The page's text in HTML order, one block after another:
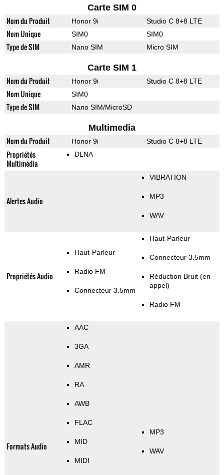
Carte SIM 0
Nom du Produit Honor 9i Studio C 8+8 LTE
Nom Unique SIM0 SIM0
Type de SIM Nano SIM Micro SIM
Carte SIM 1
Nom du Produit Honor 9i Studio C 8+8 LTE
Nom Unique SIM0
Type de SIM Nano SIM/MicroSD
Multimedia
Nom du Produit Honor 9i Studio C 8+8 LTE
Propriétés
Multimédia
DLNA
Alertes Audio
VIBRATION
MP3
WAV
Propriétés Audio
Haut-Parleur
Radio FM
Connecteur 3.5mm
Haut-Parleur
Connecteur 3.5mm
Réduction Bruit (en
appel)
Radio FM
Formats Audio
AAC
3GA
AMR
RA
AWB
FLAC
MID
MIDI
MP3
WAV